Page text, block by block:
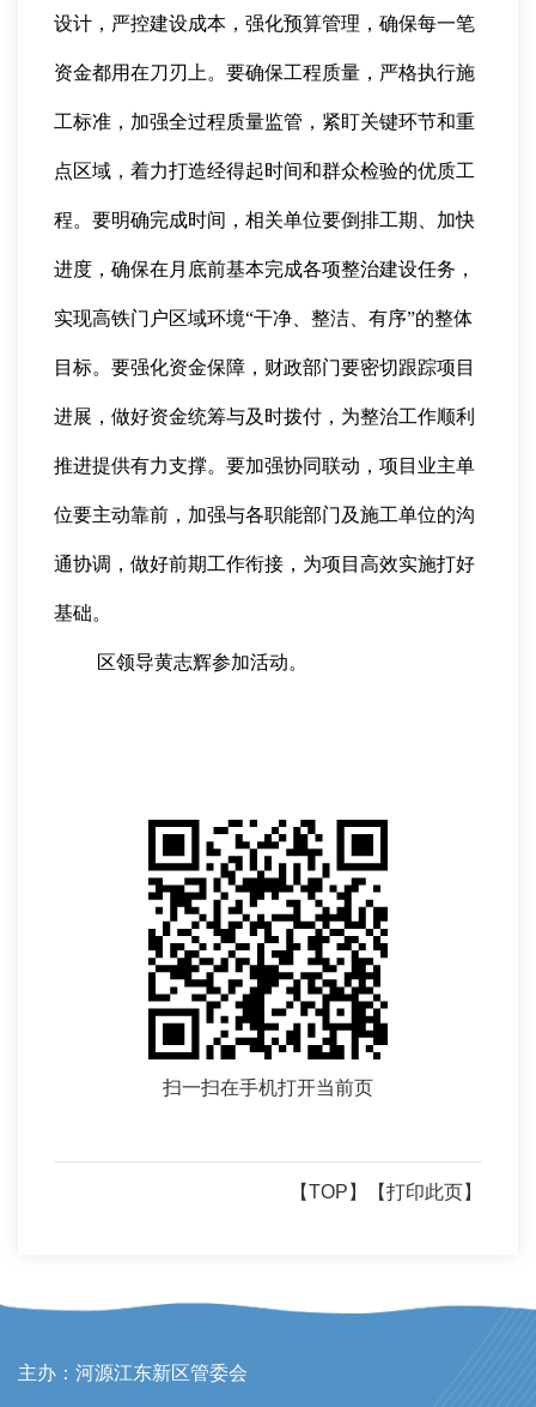
设计，严控建设成本，强化预算管理，确保每一笔
资金都用在刀刃上。要确保工程质量，严格执行施
工标准，加强全过程质量监管，紧盯关键环节和重
点区域，着力打造经得起时间和群众检验的优质工
程。要明确完成时间，相关单位要倒排工期、加快
进度，确保在月底前基本完成各项整治建设任务，
实现高铁门户区域环境“干净、整洁、有序”的整体
目标。要强化资金保障，财政部门要密切跟踪项目
进展，做好资金统筹与及时拨付，为整治工作顺利
推进提供有力支撑。要加强协同联动，项目业主单
位要主动靠前，加强与各职能部门及施工单位的沟
通协调，做好前期工作衔接，为项目高效实施打好
基础。
区领导黄志辉参加活动。
扫一扫在手机打开当前页
【TOP】 【打印此页】
主办：河源江东新区管委会